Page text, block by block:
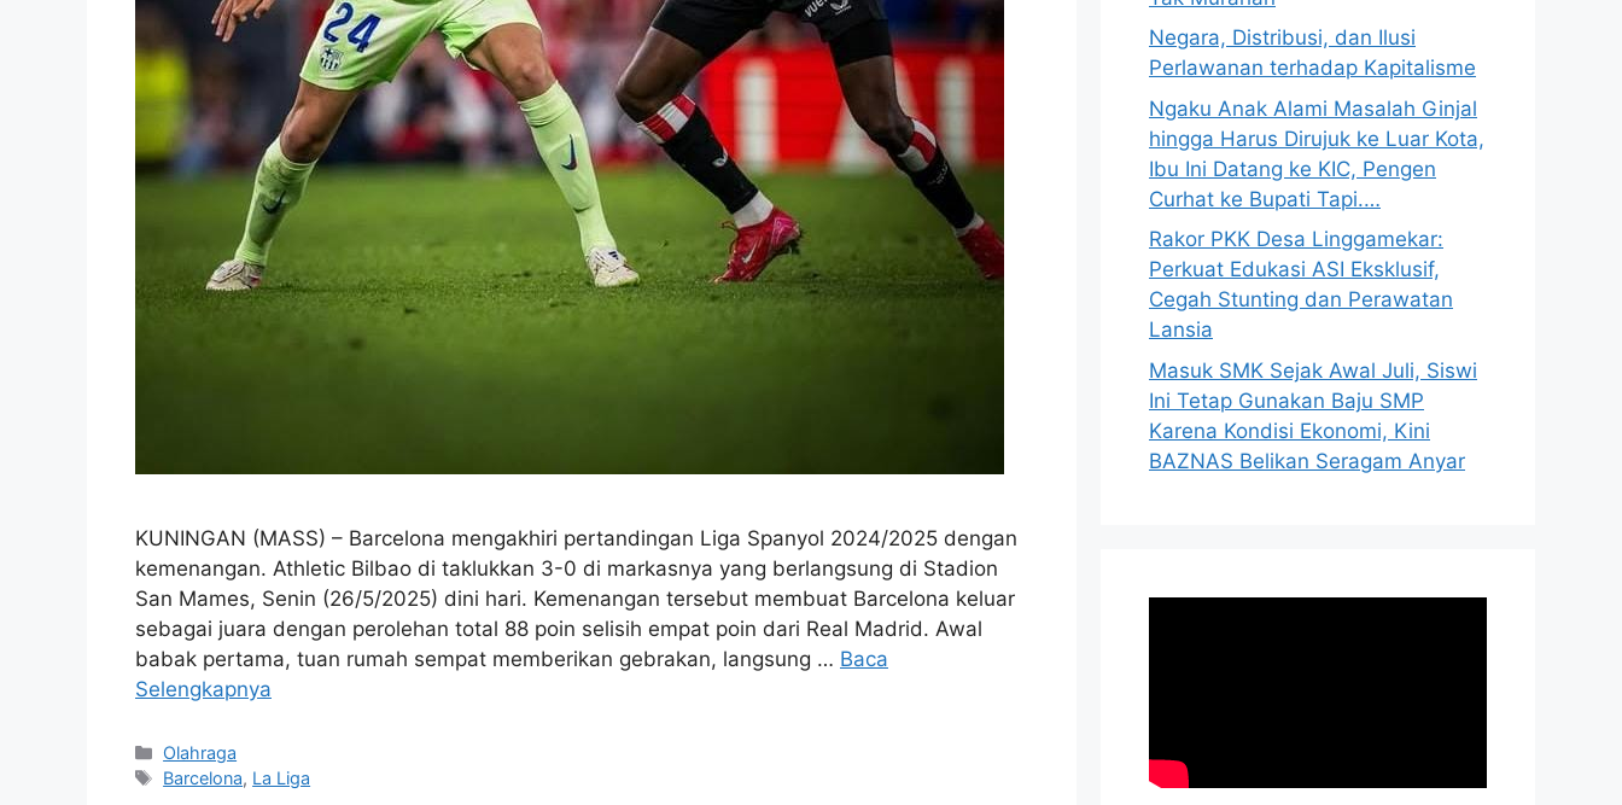
KUNINGAN (MASS) – Barcelona mengakhiri pertandingan Liga Spanyol 2024/2025 dengan
kemenangan. Athletic Bilbao di taklukkan 3-0 di markasnya yang berlangsung di Stadion
San Mames, Senin (26/5/2025) dini hari. Kemenangan tersebut membuat Barcelona keluar
sebagai juara dengan perolehan total 88 poin selisih empat poin dari Real Madrid. Awal
babak pertama, tuan rumah sempat memberikan gebrakan, langsung … Baca
Selengkapnya
Kategori
Olahraga
Tag
Barcelona, La Liga
Negara, Distribusi, dan Ilusi
Perlawanan terhadap Kapitalisme
Ngaku Anak Alami Masalah Ginjal
hingga Harus Dirujuk ke Luar Kota,
Ibu Ini Datang ke KIC, Pengen
Curhat ke Bupati Tapi.…
Rakor PKK Desa Linggamekar:
Perkuat Edukasi ASI Eksklusif,
Cegah Stunting dan Perawatan
Lansia
Masuk SMK Sejak Awal Juli, Siswi
Ini Tetap Gunakan Baju SMP
Karena Kondisi Ekonomi, Kini
BAZNAS Belikan Seragam Anyar